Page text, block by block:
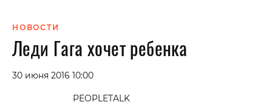
СПЕЦПРОЕКТЫ
ИНТЕРВЬЮ
ПОКОЛЕНИЕ
НОВОСТИ
Леди Гага хочет ребенка
30 июня 2016 10:00
PEOPLETALK